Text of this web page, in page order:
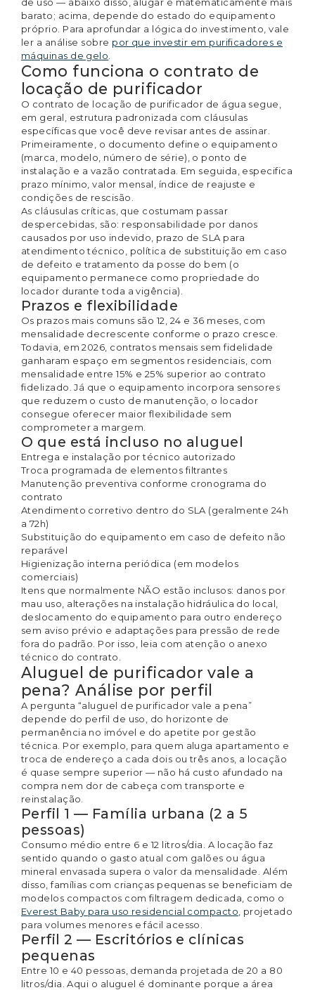
barato; acima, depende do estado do equipamento
próprio. Para aprofundar a lógica do investimento, vale
ler a análise sobre por que investir em purificadores e
máquinas de gelo
Como funciona o contrato de
locação de purificador
O contrato de locação de purificador de água segue,
em geral, estrutura padronizada com cláusulas
específicas que você deve revisar antes de assinar.
Primeiramente, o documento define o equipamento
(marca, modelo, número de série), o ponto de
instalação e a vazão contratada. Em seguida, especifica
prazo mínimo, valor mensal, índice de reajuste e
condições de rescisão.
As cláusulas críticas, que costumam passar
despercebidas, são: responsabilidade por danos
causados por uso indevido, prazo de SLA para
atendimento técnico, política de substituição em caso
de defeito e tratamento da posse do bem (o
equipamento permanece como propriedade do
locador durante toda a vigência).
Prazos e flexibilidade
Os prazos mais comuns são 12, 24 e 36 meses, com
mensalidade decrescente conforme o prazo cresce.
Todavia, em 2026, contratos mensais sem fidelidade
ganharam espaço em segmentos residenciais, com
mensalidade entre 15% e 25% superior ao contrato
fidelizado. Já que o equipamento incorpora sensores
que reduzem o custo de manutenção, o locador
consegue oferecer maior flexibilidade sem
comprometer a margem.
O que está incluso no aluguel
Entrega e instalação por técnico autorizado
Troca programada de elementos filtrantes
Manutenção preventiva conforme cronograma do
contrato
Atendimento corretivo dentro do SLA (geralmente 24h
a 72h)
Substituição do equipamento em caso de defeito não
reparável
Higienização interna periódica (em modelos
comerciais)
Itens que normalmente NÃO estão inclusos: danos por
mau uso, alterações na instalação hidráulica do local,
deslocamento do equipamento para outro endereço
sem aviso prévio e adaptações para pressão de rede
fora do padrão. Por isso, leia com atenção o anexo
técnico do contrato.
Aluguel de purificador vale a
pena? Análise por perfil
A pergunta “aluguel de purificador vale a pena”
depende do perfil de uso, do horizonte de
permanência no imóvel e do apetite por gestão
técnica. Por exemplo, para quem aluga apartamento e
troca de endereço a cada dois ou três anos, a locação
é quase sempre superior — não há custo afundado na
compra nem dor de cabeça com transporte e
reinstalação.
Perfil 1 — Família urbana (2 a 5
pessoas)
Consumo médio entre 6 e 12 litros/dia. A locação faz
sentido quando o gasto atual com galões ou água
mineral envasada supera o valor da mensalidade. Além
disso, famílias com crianças pequenas se beneficiam de
modelos compactos com filtragem dedicada, como o
Everest Baby para uso residencial compacto , projetado
para volumes menores e fácil acesso.
Perfil 2 — Escritórios e clínicas
pequenas
Entre 10 e 40 pessoas, demanda projetada de 20 a 80
litros/dia. Aqui o aluguel é dominante porque a área